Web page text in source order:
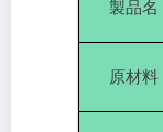
製品名
原材料